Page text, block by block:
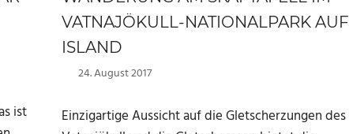
ist
VATNAJÖKULL-NATIONALPARK AUF
ISLAND
24. August 2017
Einzigartige Aussicht auf die Gletscherzungen des